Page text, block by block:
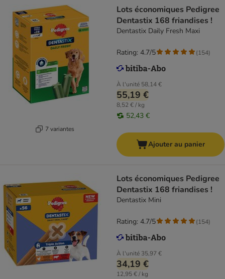
7 variantes
Lots économiques Pedigree
Dentastix 168 friandises !
Dentastix Daily Fresh Maxi
À l'unité 58,14 €
55,19 €
8,52 € / kg
52,43 €
Rating: 4.7/5 (154)
Ajouter au panier
Lots économiques Pedigree
Dentastix 168 friandises !
Dentastix Mini
À l'unité 35,97 €
34,19 €
12,95 € / kg
Rating: 4.7/5 (154)